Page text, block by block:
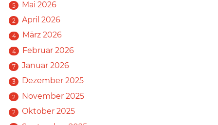
5 Mai 2026
2 April 2026
4 März 2026
4 Februar 2026
7 Januar 2026
3 Dezember 2025
2 November 2025
2 Oktober 2025